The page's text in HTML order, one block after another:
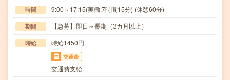
時間 9:00～17:15(実働:7時間15分) (休憩60分)
期間 【急募】即日～長期（3カ月以上）
時給 時給1450円
交通費
交通費支給